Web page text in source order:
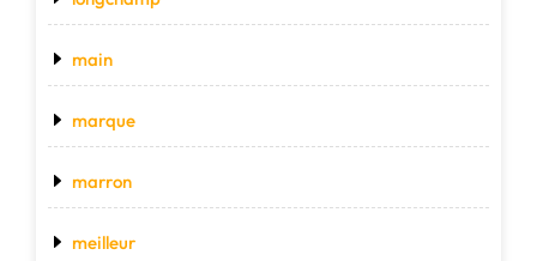
main
marque
marron
meilleur